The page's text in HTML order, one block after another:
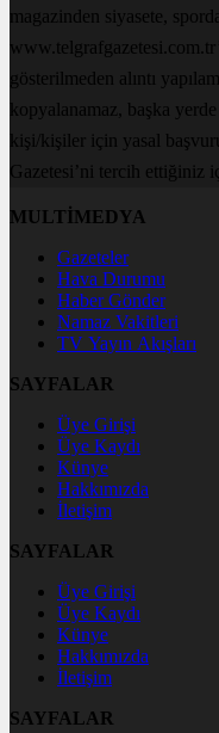
magazinden siyasete,
gösterilmeden alıntı
kopyalanamaz, başka
kişi/kişiler için yasal
Gazetesi’ni tercih ettiğiniz
MULTİMEDYA
Gazeteler
Hava Durumu
Haber Gönder
Namaz Vakitleri
TV Yayın Akışları
SAYFALAR
Üye Girişi
Üye Kaydı
Künye
Hakkımızda
İletişim
SAYFALAR
Üye Girişi
Üye Kaydı
Künye
Hakkımızda
İletişim
SAYFALAR